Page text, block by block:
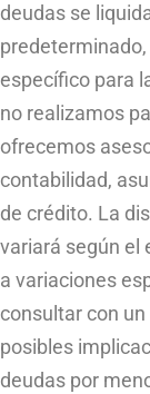
deudas se
específico para
no realizamos
ofrecemos
contabilidad,
de crédito. La
variará según el
a variaciones
consultar con
posibles
deudas por